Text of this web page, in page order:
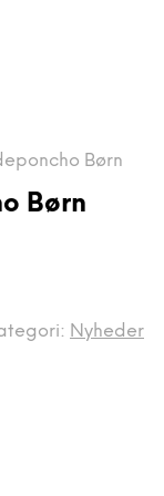
Børn
Børn
Nyheder